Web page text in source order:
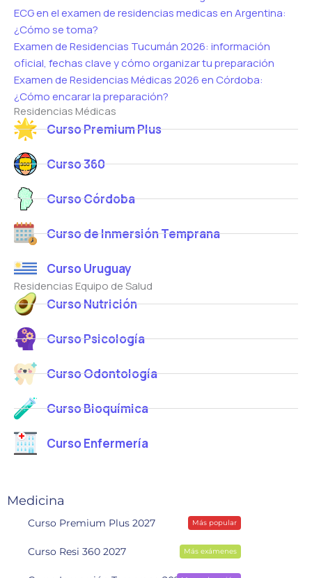
ECG en el examen de residencias medicas en Argentina:
¿Cómo se toma?
Examen de Residencias Tucumán 2026: información
oficial, fechas clave y cómo organizar tu preparación
Examen de Residencias Médicas 2026 en Córdoba:
¿Cómo encarar la preparación?
Residencias Médicas
Curso Premium Plus
Curso 360
Curso Córdoba
Curso de Inmersión Temprana
Curso Uruguay
Residencias Equipo de Salud
Curso Nutrición
Curso Psicología
Curso Odontología
Curso Bioquímica
Curso Enfermería
Medicina
Curso Premium Plus 2027 Más popular
Curso Resi 360 2027 Más exámenes